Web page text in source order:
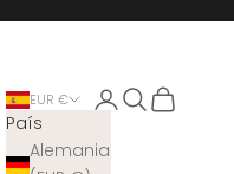
EUR €
País
Alemania
Iniciar sesión
Buscar
Cesta